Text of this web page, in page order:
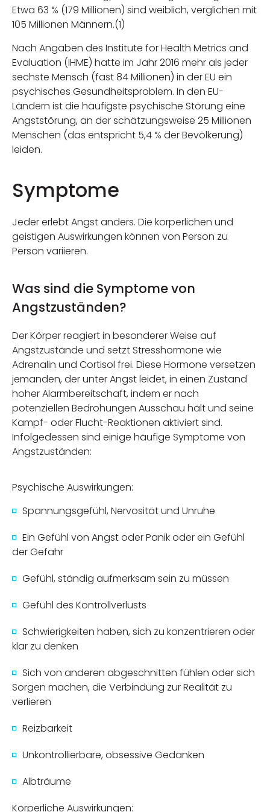
Etwa 63 % (179 Millionen) sind weiblich, verglichen mit
105 Millionen Männern.(1)
Nach Angaben des Institute for Health Metrics and
Evaluation (IHME) hatte im Jahr 2016 mehr als jeder
sechste Mensch (fast 84 Millionen) in der EU ein
psychisches Gesundheitsproblem. In den EU-
Ländern ist die häufigste psychische Störung eine
Angststörung, an der schätzungsweise 25 Millionen
Menschen (das entspricht 5,4 % der Bevölkerung)
leiden.
Symptome
Jeder erlebt Angst anders. Die körperlichen und
geistigen Auswirkungen können von Person zu
Person variieren.
Was sind die Symptome von
Angstzuständen?
Der Körper reagiert in besonderer Weise auf
Angstzustände und setzt Stresshormone wie
Adrenalin und Cortisol frei. Diese Hormone versetzen
jemanden, der unter Angst leidet, in einen Zustand
hoher Alarmbereitschaft, indem er nach
potenziellen Bedrohungen Ausschau hält und seine
Kampf- oder Flucht-Reaktionen aktiviert sind.
Infolgedessen sind einige häufige Symptome von
Angstzuständen:
Psychische Auswirkungen:
Spannungsgefühl, Nervosität und Unruhe
Ein Gefühl von Angst oder Panik oder ein Gefühl
der Gefahr
Gefühl, ständig aufmerksam sein zu müssen
Gefühl des Kontrollverlusts
Schwierigkeiten haben, sich zu konzentrieren oder
klar zu denken
Sich von anderen abgeschnitten fühlen oder sich
Sorgen machen, die Verbindung zur Realität zu
verlieren
Reizbarkeit
Unkontrollierbare, obsessive Gedanken
Albträume
Körperliche Auswirkungen: